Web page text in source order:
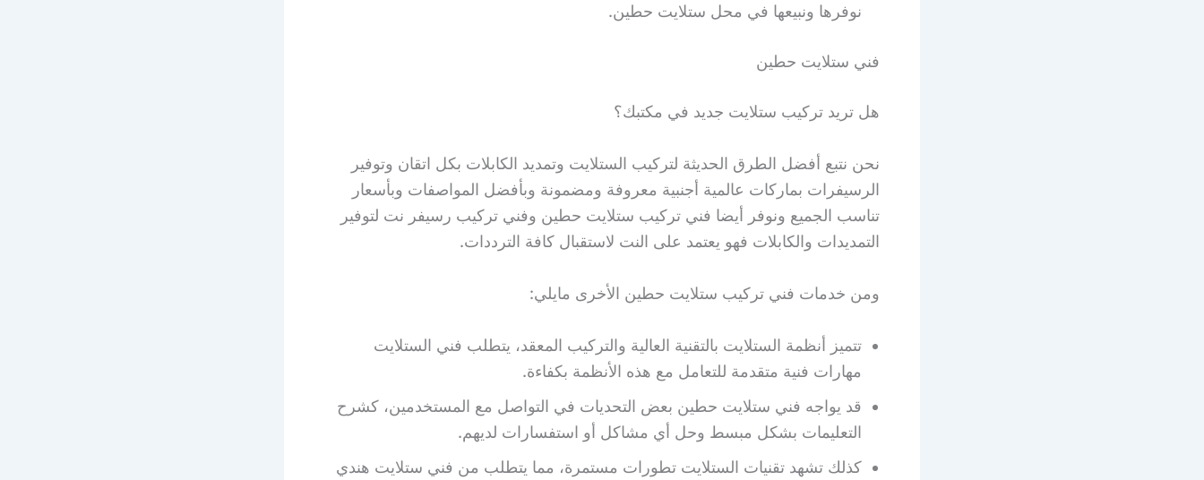
نوفرها ونبيعها في محل ستلايت حطين.
فني ستلايت حطين
هل تريد تركيب ستلايت جديد في مكتبك؟
نحن نتبع أفضل الطرق الحديثة لتركيب الستلايت وتمديد الكابلات بكل اتقان وتوفير
الرسيفرات بماركات عالمية أجنبية معروفة ومضمونة وبأفضل المواصفات وبأسعار
تناسب الجميع ونوفر أيضا فني تركيب ستلايت حطين وفني تركيب رسيفر نت لتوفير
التمديدات والكابلات فهو يعتمد على النت لاستقبال كافة الترددات.
ومن خدمات فني تركيب ستلايت حطين الأخرى مايلي:
تتميز أنظمة الستلايت بالتقنية العالية والتركيب المعقد، يتطلب فني الستلايت
مهارات فنية متقدمة للتعامل مع هذه الأنظمة بكفاءة.
قد يواجه فني ستلايت حطين بعض التحديات في التواصل مع المستخدمين، كشرح
التعليمات بشكل مبسط وحل أي مشاكل أو استفسارات لديهم.
كذلك تشهد تقنيات الستلايت تطورات مستمرة، مما يتطلب من فني ستلايت هندي